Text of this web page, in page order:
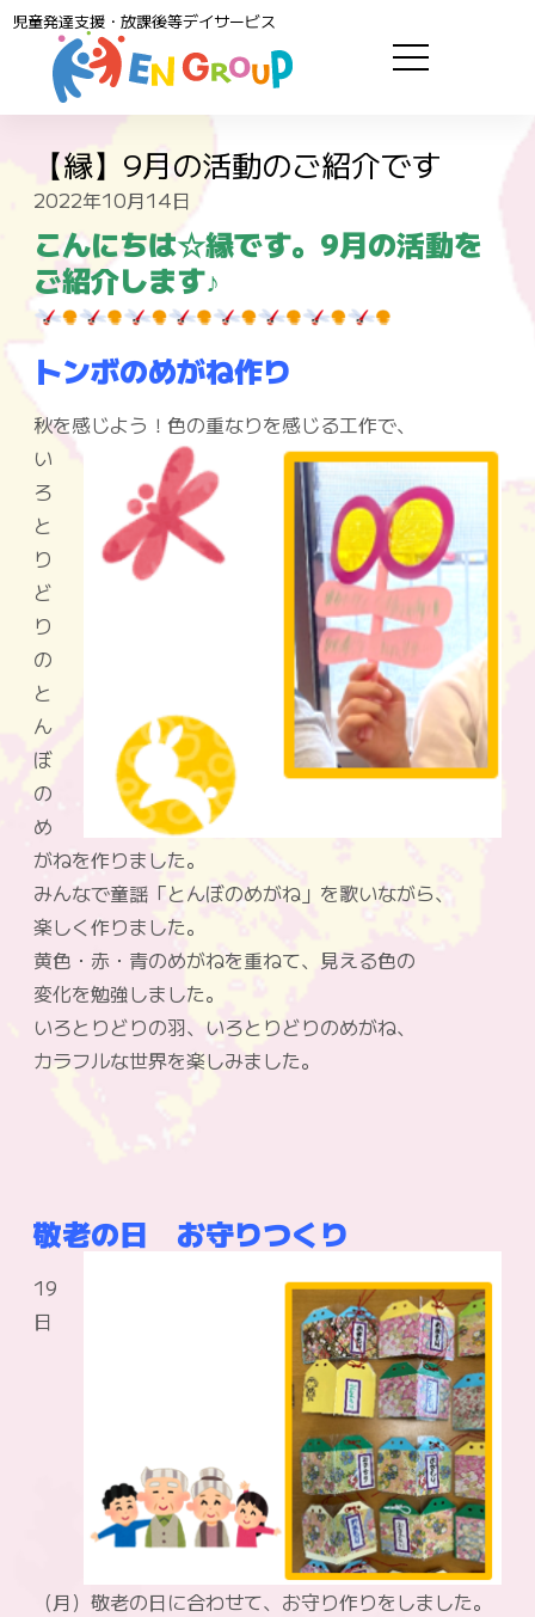
児童発達支援・放課後等デイサービス
【縁】9月の活動のご紹介です
2022年10月14日
こんにちは☆縁です。9月の活動を
ご紹介します♪
トンボのめがね作り
秋を感じよう！色の重なりを感じる工作で、
い
ろ
と
り
ど
り
の
と
ん
ぼ
の
め
がねを作りました。
みんなで童謡「とんぼのめがね」を歌いながら、
楽しく作りました。
黄色・赤・青のめがねを重ねて、見える色の
変化を勉強しました。
いろとりどりの羽、いろとりどりのめがね、
カラフルな世界を楽しみました。
敬老の日 お守りつくり
19
日
（月）敬老の日に合わせて、お守り作りをしました。